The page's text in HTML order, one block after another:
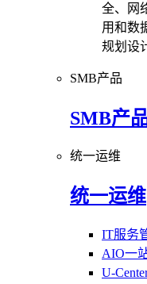
全、网
用和数
规划设
SMB产品
SMB产
统一运维
统一运维
IT服务
AIO一
U-